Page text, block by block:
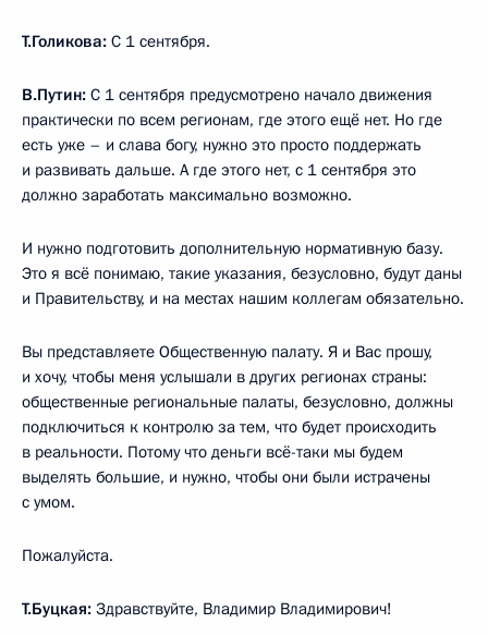
Т.Голикова: С 1 сентября.
В.Путин: С 1 сентября предусмотрено начало движения
практически по всем регионам, где этого ещё нет. Но где
есть уже – и слава богу, нужно это просто поддержать
и развивать дальше. А где этого нет, с 1 сентября это
должно заработать максимально возможно.
И нужно подготовить дополнительную нормативную базу.
Это я всё понимаю, такие указания, безусловно, будут даны
и Правительству, и на местах нашим коллегам обязательно.
Вы представляете Общественную палату. Я и Вас прошу,
и хочу, чтобы меня услышали в других регионах страны:
общественные региональные палаты, безусловно, должны
подключиться к контролю за тем, что будет происходить
в реальности. Потому что деньги всё-таки мы будем
выделять большие, и нужно, чтобы они были истрачены
с умом.
Пожалуйста.
Т.Буцкая: Здравствуйте, Владимир Владимирович!